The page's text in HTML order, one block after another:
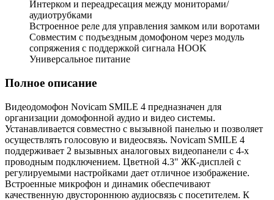
Интерком и переадресация между мониторами/
аудиотрубками
Встроенное реле для управления замком или воротами
Совместим с подъездным домофоном через модуль
сопряжения c поддержкой сигнала HOOK
Универсальное питание
Полное описание
Видеодомофон Novicam SMILE 4 предназначен для
организации домофонной аудио и видео системы.
Устанавливается совместно с вызывной панелью и позволяет
осуществлять голосовую и видеосвязь. Novicam SMILE 4
поддерживает 2 вызывных аналоговых видеопанели с 4-х
проводным подключением. Цветной 4.3" ЖК-дисплей с
регулируемыми настройками дает отличное изображение.
Встроенные микрофон и динамик обеспечивают
качественную двустороннюю аудиосвязь с посетителем. К